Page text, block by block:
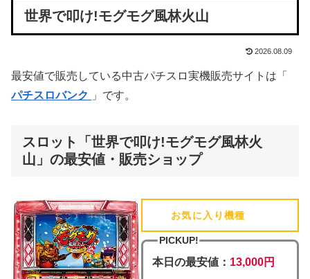
世界で叩け!モグモグ風林火山
2026.08.09
最安値で販売している中古パチスロ実機販売サイトは「
パチスロバンク
」です。
スロット「世界で叩け!モグモグ風林火
山」の最安値・販売ショップ
お気に入り機種
PICKUP!
本日の最安値： 13,000円